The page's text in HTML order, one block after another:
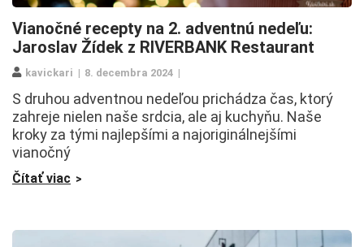
Vianočné recepty na 2. adventnú nedeľu:
Jaroslav Žídek z RIVERBANK Restaurant
kavickari 8. decembra 2024
S druhou adventnou nedeľou prichádza čas, ktorý
zahreje nielen naše srdcia, ale aj kuchyňu. Naše
kroky za tými najlepšími a najoriginálnejšími
vianočný
Čítať viac